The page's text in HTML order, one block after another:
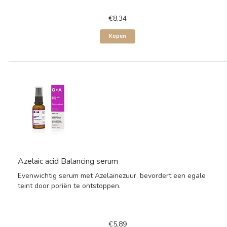
€8,34
Kopen
Azelaic acid Balancing serum
Evenwichtig serum met Azelaïnezuur, bevordert een egale
teint door poriën te ontstoppen.
€5,89